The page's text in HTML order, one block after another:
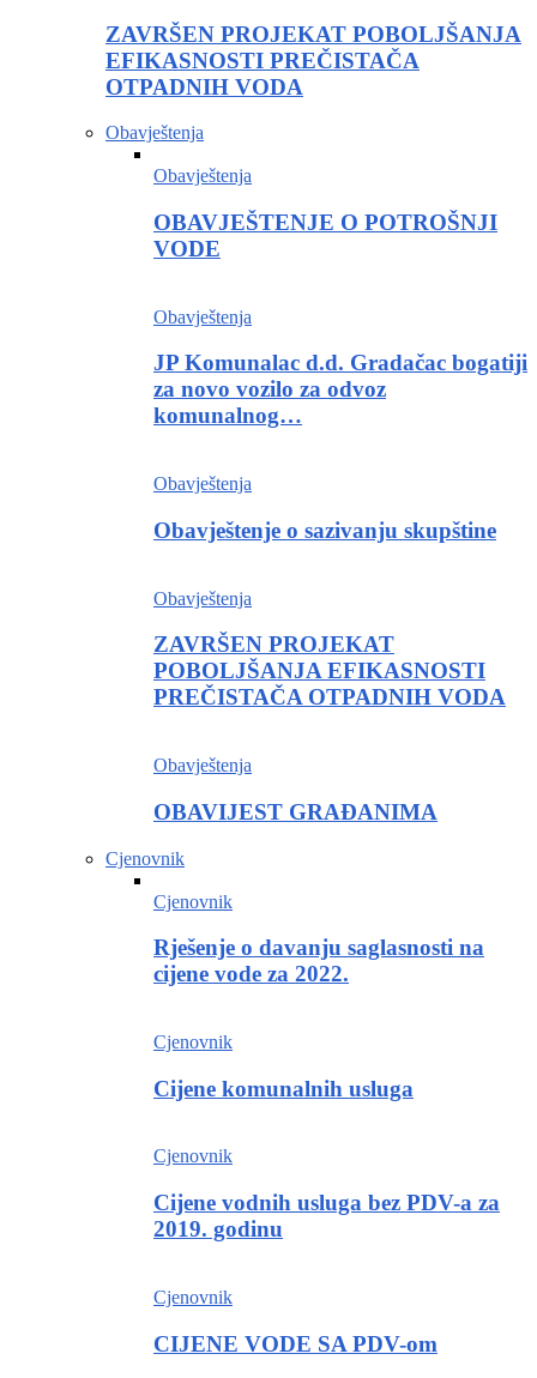
ZAVRŠEN PROJEKAT POBOLJŠANJA
EFIKASNOSTI PREČISTAČA
OTPADNIH VODA
Obavještenja
Obavještenja
OBAVJEŠTENJE O POTROŠNJI
VODE
Obavještenja
JP Komunalac d.d. Gradačac bogatiji
za novo vozilo za odvoz
komunalnog…
Obavještenja
Obavještenje o sazivanju skupštine
Obavještenja
ZAVRŠEN PROJEKAT
POBOLJŠANJA EFIKASNOSTI
PREČISTAČA OTPADNIH VODA
Obavještenja
OBAVIJEST GRAĐANIMA
Cjenovnik
Cjenovnik
Rješenje o davanju saglasnosti na
cijene vode za 2022.
Cjenovnik
Cijene komunalnih usluga
Cjenovnik
Cijene vodnih usluga bez PDV-a za
2019. godinu
Cjenovnik
CIJENE VODE SA PDV-om